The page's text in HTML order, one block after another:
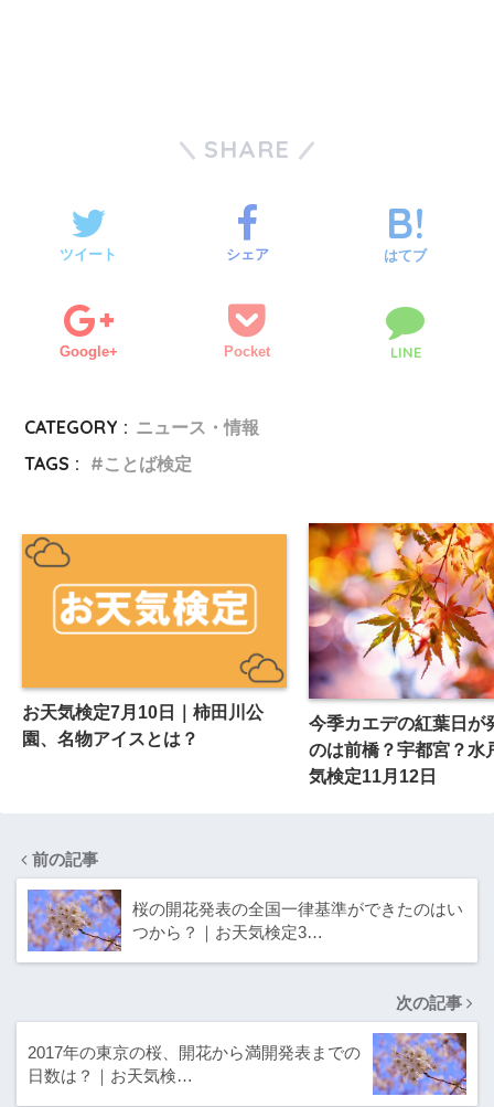
SHARE
ツイート シェア はてブ
Google+ Pocket LINE
CATEGORY : ニュース・情報
TAGS :
ことば検定
お天気検定7月10日｜柿田川公
園、名物アイスとは？
今季カエデの紅葉日が
のは前橋？宇都宮？水
気検定11月12日
前の記事
桜の開花発表の全国一律基準ができたのはい
つから？｜お天気検定3…
次の記事
2017年の東京の桜、開花から満開発表までの
日数は？｜お天気検…